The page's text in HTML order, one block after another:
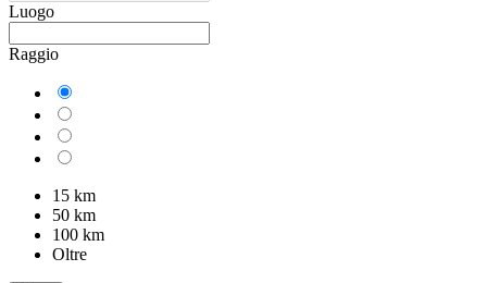
Luogo
Raggio
15 km
50 km
100 km
Oltre